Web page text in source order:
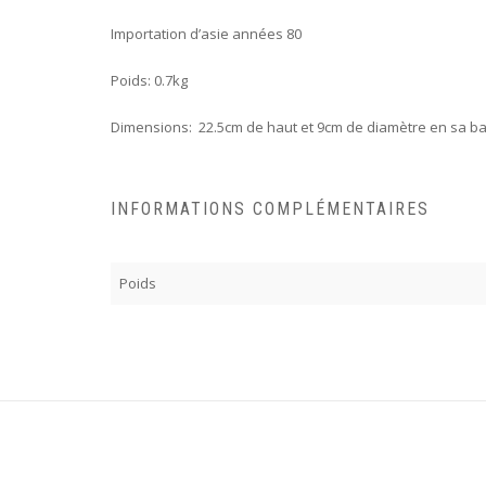
Importation d’asie années 80
Poids: 0.7kg
Dimensions: 22.5cm de haut et 9cm de diamètre en sa
INFORMATIONS COMPLÉMENTAIRES
Poids